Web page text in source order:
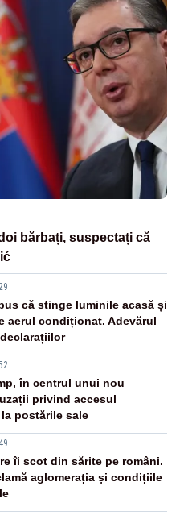
bărbați, suspectați că
că stinge luminile acasă și
aerul condiționat. Adevărul
în centrul unui nou
privind accesul
postările sale
îi scot din sărite pe români.
aglomerația și condițiile